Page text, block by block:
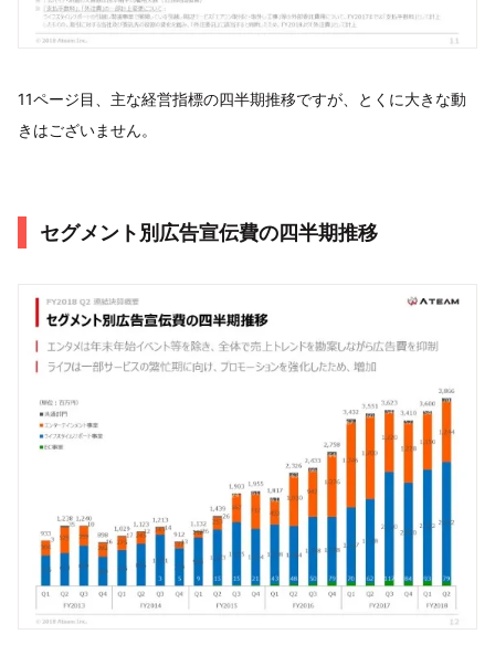
11ページ目、主な経営指標の四半期推移ですが、とくに大きな動
きはございません。
セグメント別広告宣伝費の四半期推移